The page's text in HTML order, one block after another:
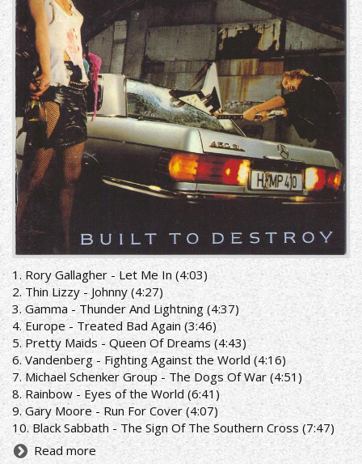
1. Rory Gallagher - Let Me In (4:03)
2. Thin Lizzy - Johnny (4:27)
3. Gamma - Thunder And Lightning (4:37)
4. Europe - Treated Bad Again (3:46)
5. Pretty Maids - Queen Of Dreams (4:43)
6. Vandenberg - Fighting Against the World (4:16)
7. Michael Schenker Group - The Dogs Of War (4:51)
8. Rainbow - Eyes of the World (6:41)
9. Gary Moore - Run For Cover (4:07)
10. Black Sabbath - The Sign Of The Southern Cross (7:47)
Read more